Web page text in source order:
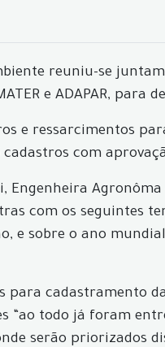
reuniu-se
e ADAPAR, para
e ressarcimentos
cadastros com
Agronôma
com os seguintes
sobre o ano
cadastramento
“ao todo já foram
serão priorizados